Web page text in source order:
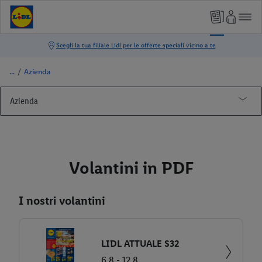
/ Azienda
Azienda
Informativa in materia di protezione dei dati per le nostre
pagine social media
Contratto collettivo di lavoro (CCL)
Iscrizione alla Newsletter
Filiali e orari di apertura
Volantini in PDF
I nostri volantini
LIDL ATTUALE S32
6.8 - 12.8